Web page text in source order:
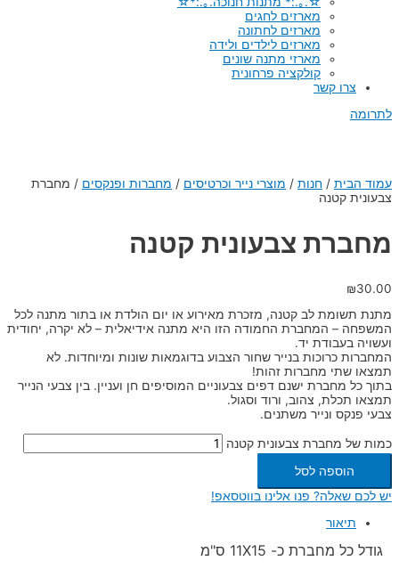
מארזים לחגים
מארזים לחתונה
מארזים לילדים ולידה
מארזי מתנה שונים
קולקציה פרחונית
צרו קשר
לתרומה
עמוד הבית / חנות / מוצרי נייר וכרטיסים / מחברות ופנקסים / מחברת
צבעונית קטנה
מחברת צבעונית קטנה
₪30.00
מתנת תשומת לב קטנה, מזכרת מאירוע או יום הולדת או בתור מתנה לכל
המשפחה – המחברת החמודה הזו היא מתנה אידיאלית – לא יקרה, יחודית
ועשויה בעבודת יד.
המחברות כרוכות בנייר שחור הצבוע בדוגמאות שונות ומיוחדות. לא
תמצאו שתי מחברות זהות!
בתוך כל מחברת ישנם דפים צבעוניים המוסיפים חן ועניין. בין צבעי הנייר
תמצאו תכלת, צהוב, ורוד וסגול.
צבעי פנקס ונייר משתנים.
כמות של מחברת צבעונית קטנה
הוספה לסל
יש לכם שאלה? פנו אלינו בווטסאפ!
תיאור
גודל כל מחברת כ- 11X15 ס"מ